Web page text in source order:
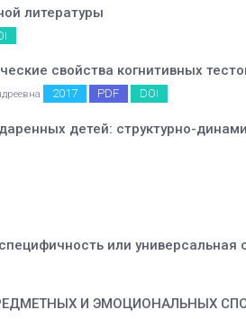
литературы
свойства когнитивных
2017 PDF DOI
детей: структурно-
или универсальная
И ЭМОЦИОНАЛЬНЫХ